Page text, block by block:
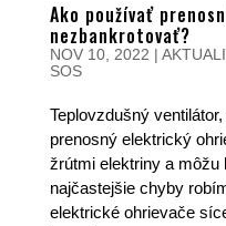
Ako používať
nezbankrotovať?
NOV 10, 2022 |
SOS
Teplovzdušný
prenosný elektrický
žrútmi elektriny a môžu
najčastejšie chyby
elektrické ohrievače